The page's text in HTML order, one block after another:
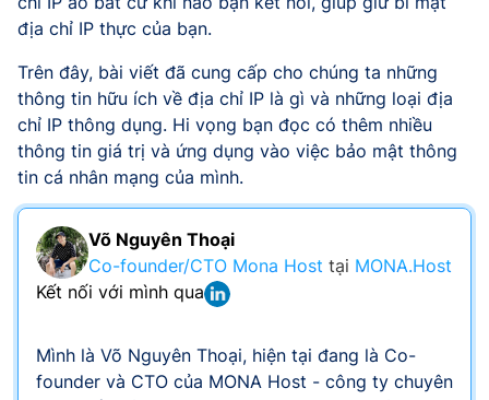
địa chỉ IP thực của bạn.
Trên đây, bài viết đã cung cấp cho chúng ta những
thông tin hữu ích về địa chỉ IP là gì và những loại địa
chỉ IP thông dụng. Hi vọng bạn đọc có thêm nhiều
thông tin giá trị và ứng dụng vào việc bảo mật thông
tin cá nhân mạng của mình.
Võ Nguyên Thoại
Co-founder/CTO Mona Host tại MONA.Host
Kết nối với mình qua
Mình là Võ Nguyên Thoại, hiện tại đang là Co-
founder và CTO của MONA Host - công ty chuyên